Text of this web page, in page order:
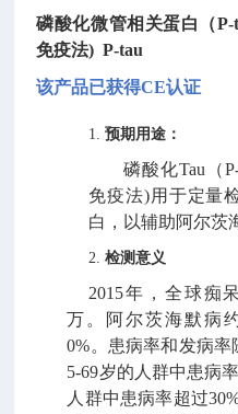
磷酸化微管相关蛋白（
免疫法) P-tau
该产品已获得CE认证
1.预期用途：
磷酸化Tau（
免疫法)用于定量
白，以辅助阿尔茨
2.检测意义
2015年，全球痴
万。阿尔茨海默病
0%。患病率和发病率
5-69岁的人群中患病
人群中患病率超过